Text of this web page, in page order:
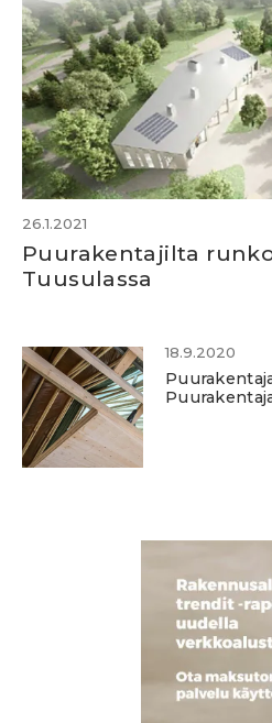
26.1.2021
Puurakentajilta
Tuusulassa
18.9.2020